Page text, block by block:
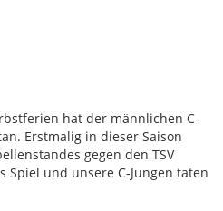
hat der männlichen C-
Erstmalig in dieser Saison
gegen den TSV
Spiel und unsere C-Jungen taten